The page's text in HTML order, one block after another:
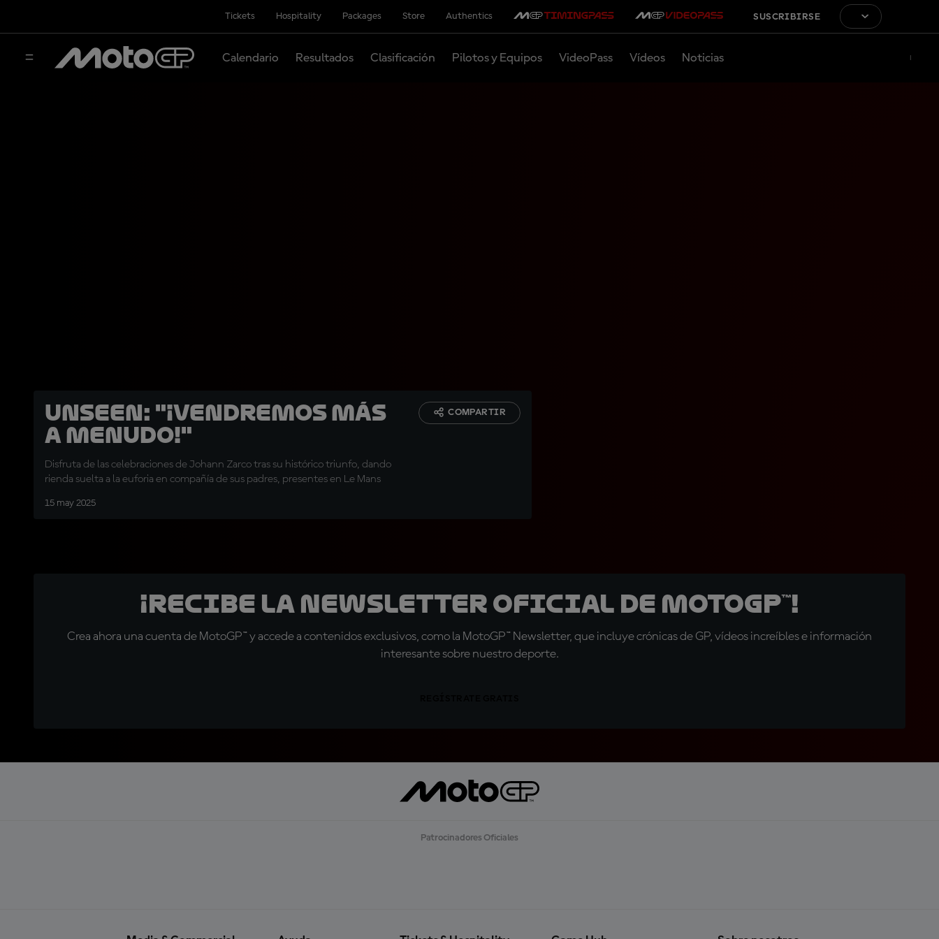
Tickets Hospitality Packages Store Authentics SUSCRIBIRSE
Calendario Resultados Clasificación Pilotos y Equipos VideoPass Vídeos Noticias
UNSEEN: "¡Vendremos más
a menudo!"
Disfruta de las celebraciones de Johann Zarco tras su histórico triunfo, dando
rienda suelta a la euforia en compañía de sus padres, presentes en Le Mans
15 may 2025
COMPARTIR
¡Recibe la Newsletter oficial de MotoGP™!
Crea ahora una cuenta de MotoGP™ y accede a contenidos exclusivos, como la MotoGP™ Newsletter, que incluye crónicas de GP, vídeos increíbles e información
interesante sobre nuestro deporte.
Patrocinadores Oficiales